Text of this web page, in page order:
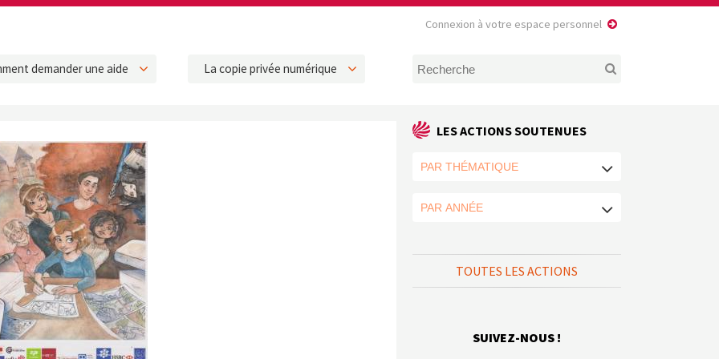
demander une aide La copie privée numérique
Connexion à votre espace personnel
LES ACTIONS SOUTENUES
TOUTES LES ACTIONS
SUIVEZ-NOUS !